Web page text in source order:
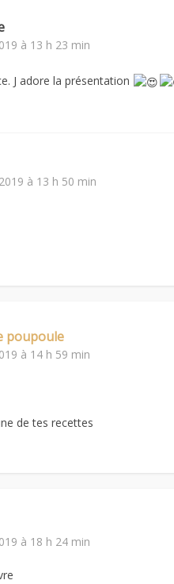
à 13 h 23 min
J adore la présentation
à 13 h 50 min
poupoule
à 14 h 59 min
de tes recettes
à 18 h 24 min